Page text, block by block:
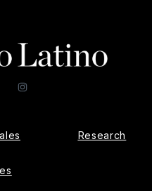
Instagram
Research